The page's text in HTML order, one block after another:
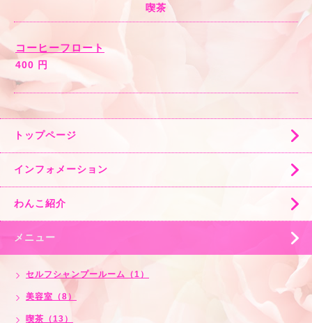
喫茶
コーヒーフロート
400 円
トップページ
インフォメーション
わんこ紹介
メニュー
セルフシャンプールーム（1）
美容室（8）
喫茶（13）